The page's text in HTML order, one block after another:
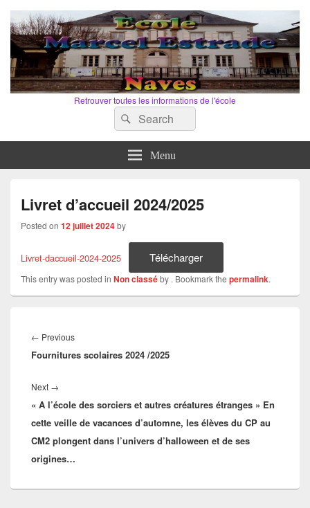
Retrouver toutes les informations de l'école
Search
for:
Search
Menu
Livret d’accueil 2024/2025
Posted on 12 juillet 2024by
Livret-daccueil-2024-2025 Télécharger
This entry was posted in Non classéby . Bookmark the permalink.
de
l’article
← PreviousPrevious
post:
Fournitures scolaires 2024 /2025
Next →
post:
« A l’école des sorciers et autres créatures étranges » En
cette veille de vacances d’automne, les élèves du CP au
CM2 plongent dans l’univers d’halloween et de ses
origines…